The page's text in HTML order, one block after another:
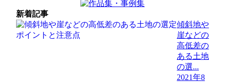
新着記事
傾斜地や
崖などの
高低差の
ある土地
の選...
2021年8